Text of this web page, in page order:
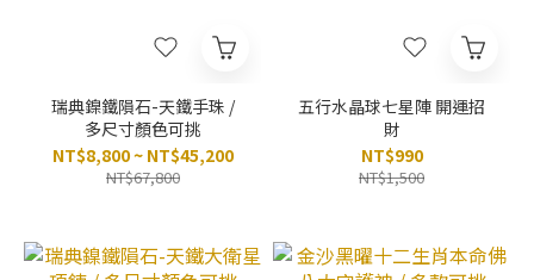
瑞典鎳鐵隕石-天鐵手珠 /
多尺寸顏色可挑
NT$8,800 ~ NT$45,200
NT$67,800
五行水晶球七星陣 開運招
財
NT$990
NT$1,500